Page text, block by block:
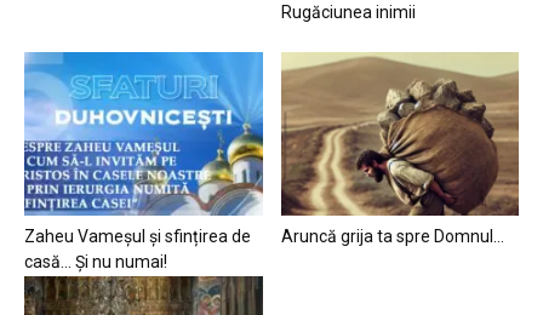
Rugăciunea inimii
Zaheu Vameșul și sfințirea de
casă… Și nu numai!
Aruncă grija ta spre Domnul…